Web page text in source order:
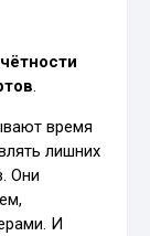
.
время
лишних
Они
И